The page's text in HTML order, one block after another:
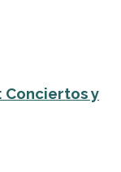
Conciertos y